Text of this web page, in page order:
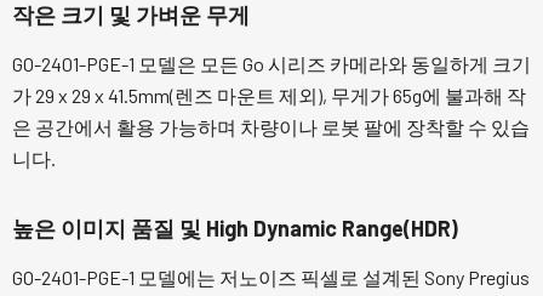
작은 크기 및 가벼운 무게
GO-2401-PGE-1 모델은 모든 Go 시리즈 카메라와 동일하게 크기
가 29 x 29 x 41.5mm(렌즈 마운트 제외), 무게가 65g에 불과해 작
은 공간에서 활용 가능하며 차량이나 로봇 팔에 장착할 수 있습
니다.
높은 이미지 품질 및 High Dynamic Range(HDR)
GO-2401-PGE-1 모델에는 저노이즈 픽셀로 설계된 Sony Pregius